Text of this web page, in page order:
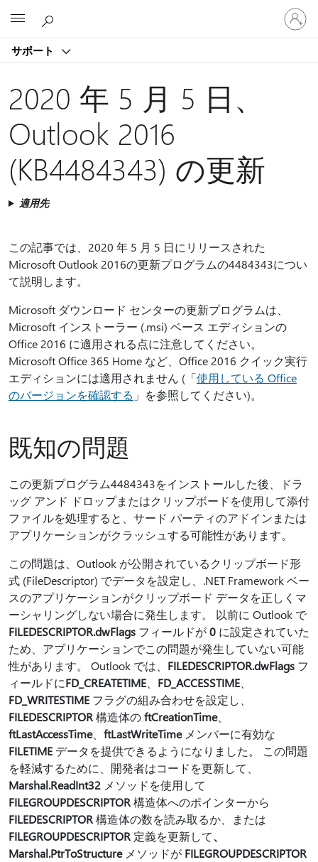
サポート
ア
カ
ウ
2020 年 5 月 5 日、
Outlook 2016
(KB4484343) の更新
適用先
この記事では、2020 年 5 月 5 日にリリースされた
Microsoft Outlook 2016の更新プログラムの4484343につい
て説明します。
Microsoft ダウンロード センターの更新プログラムは、
Microsoft インストーラー (.msi) ベース エディションの
Office 2016 に適用される点に注意してください。
Microsoft Office 365 Home など、Office 2016 クイック実行
エディションには適用されません (「使用している Office
のバージョンを確認する 」を参照してください)。
既知の問題
この更新プログラム4484343をインストールした後、ドラ
ッグ アンド ドロップまたはクリップボードを使用して添付
ファイルを処理すると、サード パーティのアドインまたは
アプリケーションがクラッシュする可能性があります。
この問題は、Outlook が公開されているクリップボード形
式 (FileDescriptor) でデータを設定し、.NET Framework ベー
スのアプリケーションがクリップボード データを正しくマ
ーシャリングしない場合に発生します。 以前に Outlook で
FILEDESCRIPTOR.dwFlags フィールドが0 に設定されていた
ため、アプリケーションでこの問題が発生していない可能
性があります。 Outlook では、 FILEDESCRIPTOR.dwFlags フ
ィールドにFD_CREATETIME FD_ACCESSTIME
FD_WRITESTIME フラグの組み合わせを設定し、
FILEDESCRIPTOR構造体のftCreationTime、
ftLastAccessTime、 ftLastWriteTimeメンバーに有効な
FILETIME データを提供できるようになりました。 この問題
を軽減するために、開発者はコードを更新して、
Marshal.ReadInt32 メソッドを使用して
FILEGROUPDESCRIPTOR構造体へのポインターから
FILEDESCRIPTOR構造体の数を読み取るか、または
FILEGROUPDESCRIPTOR 定義を更新して、
Marshal.PtrToStructureメソッドが FILEGROUPDESCRIPTOR